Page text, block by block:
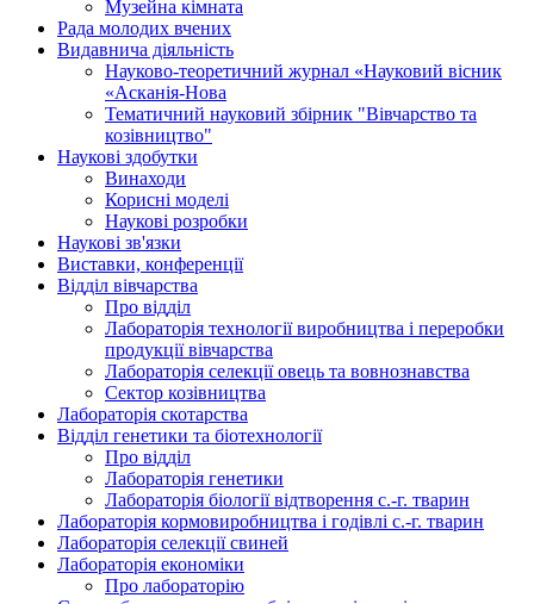
Музейна кімната
Рада молодих вчених
Видавнича діяльність
Науково-теоретичний журнал «Науковий вісник
«Асканія-Нова
Тематичний науковий збірник "Вівчарство та
козівництво"
Наукові здобутки
Винаходи
Корисні моделі
Наукові розробки
Наукові зв'язки
Виставки, конференції
Відділ вівчарства
Про відділ
Лабораторія технології виробництва і переробки
продукції вівчарства
Лабораторія селекції овець та вовнознавства
Сектор козівництва
Лабораторія скотарства
Відділ генетики та біотехнології
Про відділ
Лабораторія генетики
Лабораторія біології відтворення с.-г. тварин
Лабораторія кормовиробництва і годівлі с.-г. тварин
Лабораторія селекції свиней
Лабораторія економіки
Про лабораторію